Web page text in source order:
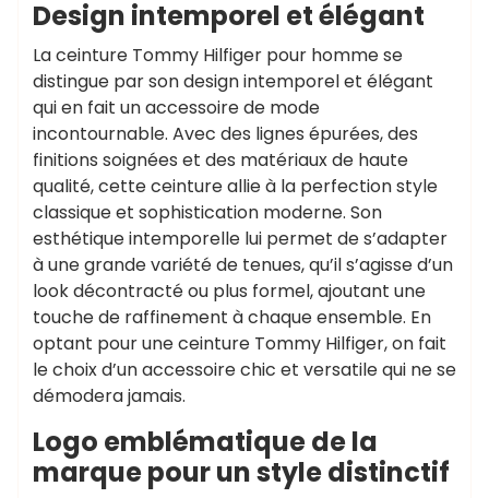
Design intemporel et élégant
La ceinture Tommy Hilfiger pour homme se
distingue par son design intemporel et élégant
qui en fait un accessoire de mode
incontournable. Avec des lignes épurées, des
finitions soignées et des matériaux de haute
qualité, cette ceinture allie à la perfection style
classique et sophistication moderne. Son
esthétique intemporelle lui permet de s’adapter
à une grande variété de tenues, qu’il s’agisse d’un
look décontracté ou plus formel, ajoutant une
touche de raffinement à chaque ensemble. En
optant pour une ceinture Tommy Hilfiger, on fait
le choix d’un accessoire chic et versatile qui ne se
démodera jamais.
Logo emblématique de la
marque pour un style distinctif